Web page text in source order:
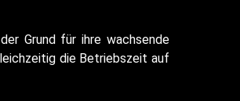
Grund für ihre wachsende
die Betriebszeit auf